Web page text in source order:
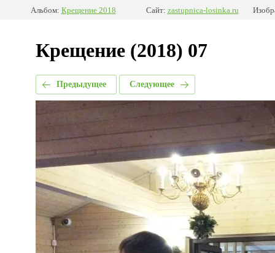
Альбом: Крещение 2018 Сайт: zastupnica-losinka.ru
Крещение (2018) 07
Предыдущее Следующее